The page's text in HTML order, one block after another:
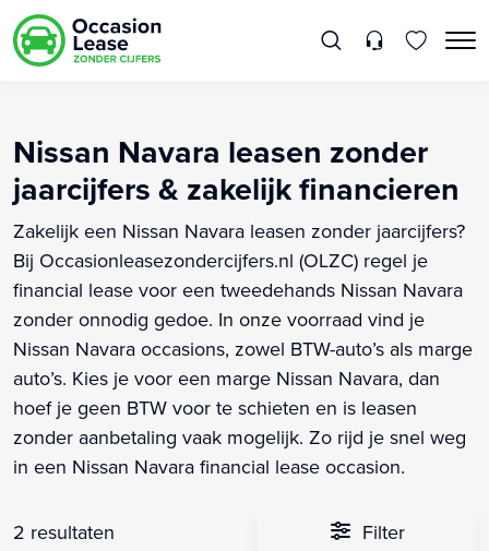
Nissan Navara leasen zonder
jaarcijfers & zakelijk financieren
Zakelijk een Nissan Navara leasen zonder jaarcijfers?
Bij Occasionleasezondercijfers.nl (OLZC) regel je
financial lease voor een tweedehands Nissan Navara
zonder onnodig gedoe. In onze voorraad vind je
Nissan Navara occasions, zowel BTW-auto’s als marge
auto’s. Kies je voor een marge Nissan Navara, dan
hoef je geen BTW voor te schieten en is leasen
zonder aanbetaling vaak mogelijk. Zo rijd je snel weg
in een Nissan Navara financial lease occasion.
2 resultaten Filter